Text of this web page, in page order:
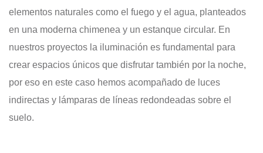
elementos naturales como el fuego y el agua, planteados
en una moderna chimenea y un estanque circular. En
nuestros proyectos la iluminación es fundamental para
crear espacios únicos que disfrutar también por la noche,
por eso en este caso hemos acompañado de luces
indirectas y lámparas de líneas redondeadas sobre el
suelo.